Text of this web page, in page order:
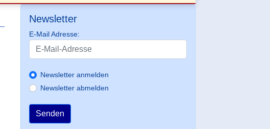
Newsletter
E-Mail Adresse:
Newsletter anmelden
Newsletter abmelden
Senden